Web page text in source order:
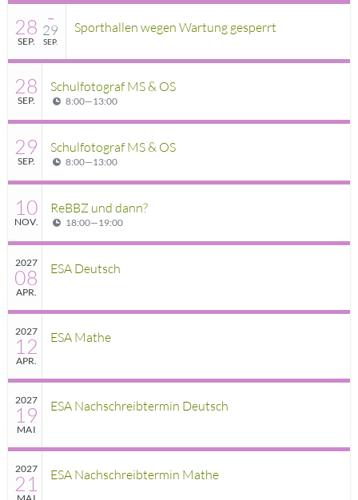
28
SEP.
–
29
SEP.
Sporthallen wegen Wartung gesperrt
28
SEP.
Schulfotograf MS & OS
8:00—13:00
29
SEP.
Schulfotograf MS & OS
8:00—13:00
10
NOV.
ReBBZ und dann?
18:00—19:00
2027
08
APR.
ESA Deutsch
2027
12
APR.
ESA Mathe
2027
19
MAI
ESA Nachschreibtermin Deutsch
2027
21 ESA Nachschreibtermin Mathe